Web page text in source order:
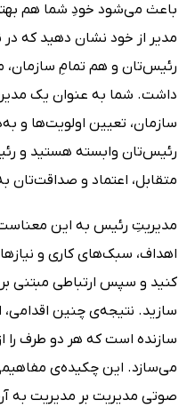
باعث می‌شود خودِ شما هم
مدیر از خود نشان دهید که
رئیس‌تان و هم تمامِ سازمان،
داشت. شما به عنوان یک
سازمان، تعیین اولویت‌ها و
رئیس‌تان وابسته هستید و
متقابل، اعتماد و صداقت‌تان
مدیریتِ رئیس به این
اهداف، سبک‌های کاری و
کنید و سپس ارتباطی مبتنی بر
سازید. نتیجه‌ی چنین
سازنده است که هر دو طرف را
می‌سازد. این چکیده‌ی
صوتی مدیریت بر مدیریت به